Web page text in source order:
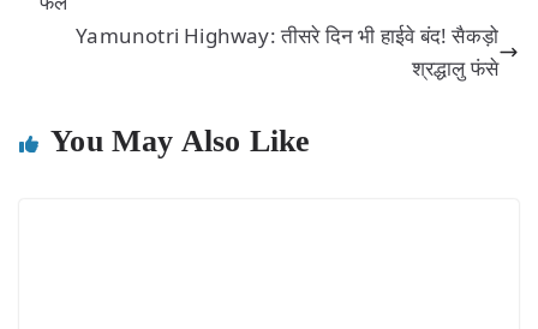
Yamunotri Highway: तीसरे दिन भी हाईवे बंद! सैकड़ो
श्रद्धालु फंसे
You May Also Like